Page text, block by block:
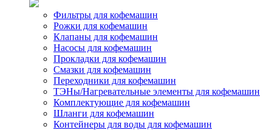
Фильтры для кофемашин
Рожки для кофемашин
Клапаны для кофемашин
Насосы для кофемашин
Прокладки для кофемашин
Смазки для кофемашин
Переходники для кофемашин
ТЭНы/Нагревательные элементы для кофемашин
Комплектующие для кофемашин
Шланги для кофемашин
Контейнеры для воды для кофемашин